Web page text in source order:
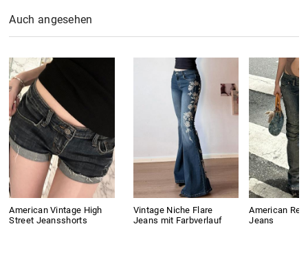
Auch angesehen
American Vintage High
Street Jeansshorts
Vintage Niche Flare
Jeans mit Farbverlauf
American
Jeans